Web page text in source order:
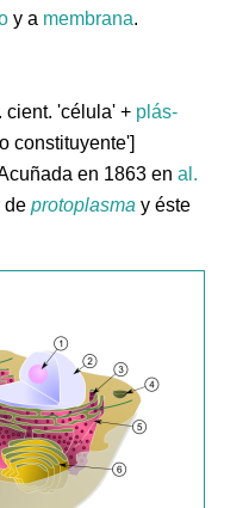
y a membrana.
cient. 'célula' + plás-
constituyente']
en 1863 enal.
deprotoplasma y éste